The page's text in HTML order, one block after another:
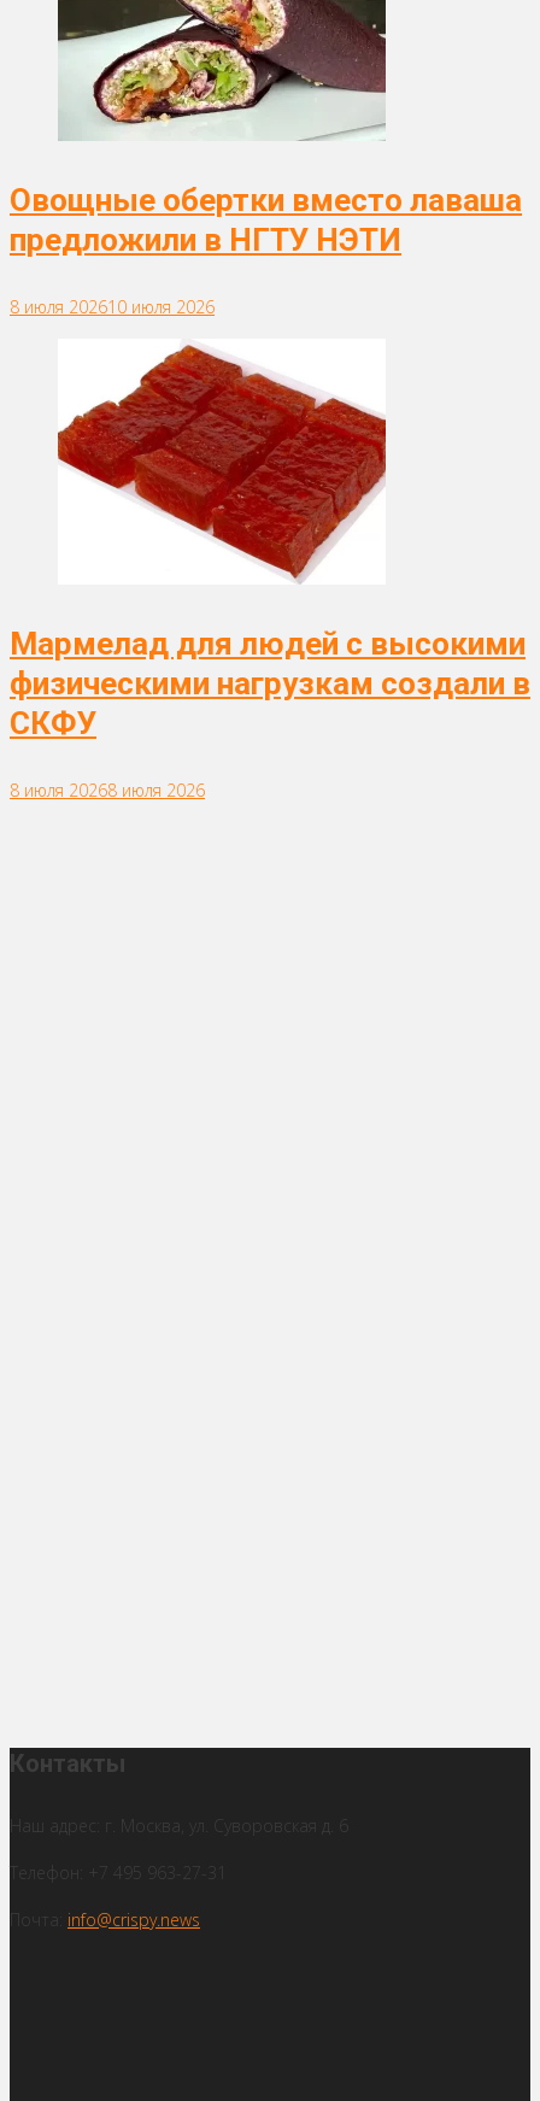
Овощные обертки вместо лаваша
предложили в НГТУ НЭТИ
8 июля 202610 июля 2026
Мармелад для людей с высокими
физическими нагрузкам создали в
СКФУ
8 июля 20268 июля 2026
Контакты
Наш адрес: г. Москва, ул. Суворовская д. 6
Телефон: +7 495 963-27-31
Почта: info@crispy.news